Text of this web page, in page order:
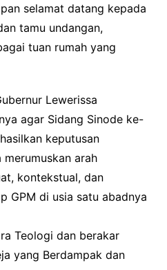
selamat datang kepada
tamu undangan,
tuan rumah yang
Lewerissa
agar Sidang Sinode ke-
keputusan
arah
kontekstual, dan
GPM di usia satu abadnya
Teologi dan berakar
yang Berdampak dan